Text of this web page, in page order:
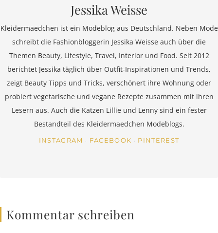
Jessika Weisse
Kleidermaedchen ist ein Modeblog aus Deutschland. Neben Mode
schreibt die Fashionbloggerin Jessika Weisse auch über die
Themen Beauty, Lifestyle, Travel, Interior und Food. Seit 2012
berichtet Jessika täglich über Outfit-Inspirationen und Trends,
zeigt Beauty Tipps und Tricks, verschönert ihre Wohnung oder
probiert vegetarische und vegane Rezepte zusammen mit ihren
Lesern aus. Auch die Katzen Lillie und Lenny sind ein fester
Bestandteil des Kleidermaedchen Modeblogs.
INSTAGRAM FACEBOOK PINTEREST
Kommentar schreiben